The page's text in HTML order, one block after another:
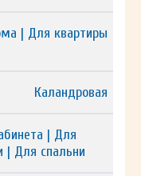
| Для квартиры
Каландровая
| Для
| Для спальни